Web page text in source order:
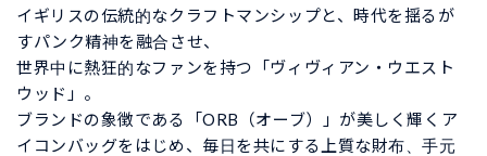
イギリスの伝統的なクラフトマンシップと、時代を揺るが
すパンク精神を融合させ、
世界中に熱狂的なファンを持つ「ヴィヴィアン・ウエスト
ウッド」。
ブランドの象徴である「ORB（オーブ）」が美しく輝くア
イコンバッグをはじめ、毎日を共にする上質な財布、手元